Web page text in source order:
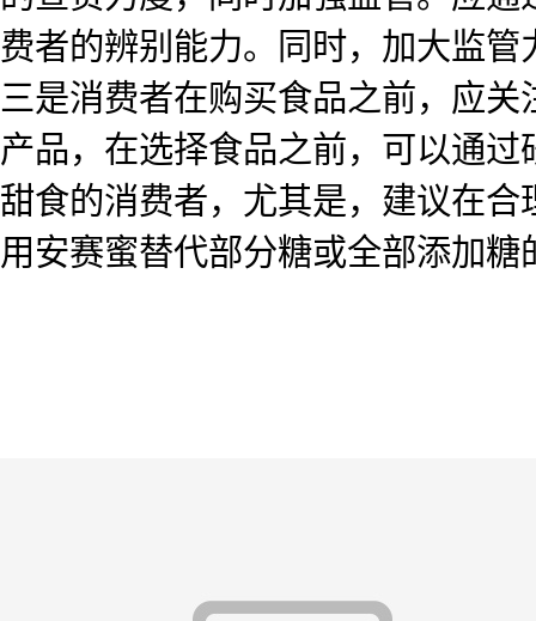
费者的辨别能力。同时，加大监
三是消费者在购买食品之前，应
产品，在选择食品之前，可以通
甜食的消费者，尤其是，建议在
用安赛蜜替代部分糖或全部添加糖